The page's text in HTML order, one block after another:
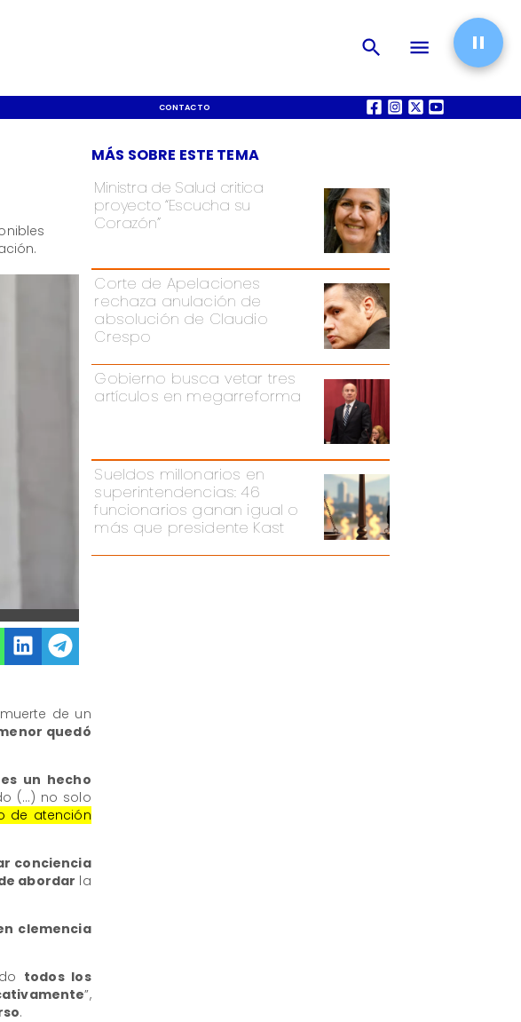
CONTACTO QUIÉNES SOMOS
Ministra de Salud critica
proyecto “Escucha su
Corazón”
Corte de Apelaciones
rechaza anulación de
absolución de Claudio
Crespo
Gobierno busca vetar tres
artículos en megarreforma
Sueldos millonarios en
superintendencias: 46
funcionarios ganan igual o
más que presidente Kast
MÁS SOBRE ESTE TEMA
de un
quedó
un hecho
(...) no solo
de atención
conciencia
abordar la
clemencia
todos los
”,
.